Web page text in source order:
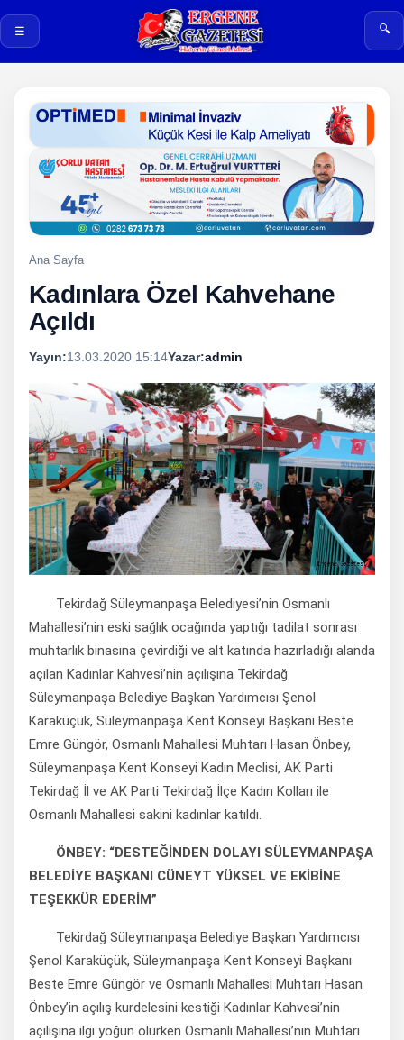
☰ 🔍
Ana Sayfa
Kadınlara Özel Kahvehane
Açıldı
Yayın:13.03.2020 15:14Yazar:admin
Tekirdağ Süleymanpaşa Belediyesi’nin Osmanlı
Mahallesi’nin eski sağlık ocağında yaptığı tadilat sonrası
muhtarlık binasına çevirdiği ve alt katında hazırladığı alanda
açılan Kadınlar Kahvesi’nin açılışına Tekirdağ
Süleymanpaşa Belediye Başkan Yardımcısı Şenol
Karaküçük, Süleymanpaşa Kent Konseyi Başkanı Beste
Emre Güngör, Osmanlı Mahallesi Muhtarı Hasan Önbey,
Süleymanpaşa Kent Konseyi Kadın Meclisi, AK Parti
Tekirdağ İl ve AK Parti Tekirdağ İlçe Kadın Kolları ile
Osmanlı Mahallesi sakini kadınlar katıldı.
ÖNBEY: “DESTEĞİNDEN DOLAYI SÜLEYMANPAŞA
BELEDİYE BAŞKANI CÜNEYT YÜKSEL VE EKİBİNE
TEŞEKKÜR EDERİM”
Tekirdağ Süleymanpaşa Belediye Başkan Yardımcısı
Şenol Karaküçük, Süleymanpaşa Kent Konseyi Başkanı
Beste Emre Güngör ve Osmanlı Mahallesi Muhtarı Hasan
Önbey’in açılış kurdelesini kestiği Kadınlar Kahvesi’nin
açılışına ilgi yoğun olurken Osmanlı Mahallesi’nin Muhtarı